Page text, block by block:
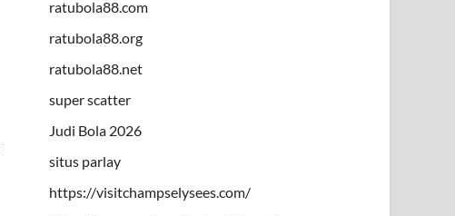
ratubola88.com
ratubola88.org
ratubola88.net
super scatter
Judi Bola 2026
situs parlay
https://visitchampselysees.com/